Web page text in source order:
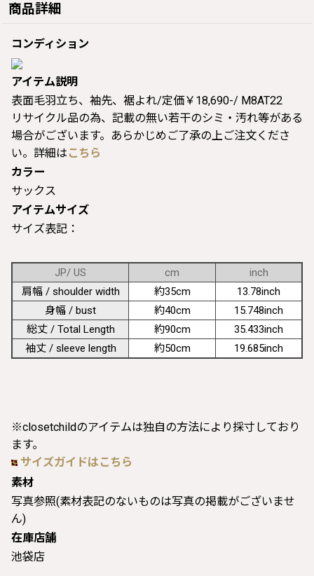
商品詳細
コンディション
アイテム説明
表面毛羽立ち、袖先、裾よれ/定価￥18,690-/ M8AT22
リサイクル品の為、記載の無い若干のシミ・汚れ等がある
場合がございます。あらかじめご了承の上ご注文くださ
い。詳細は こちら
カラー
サックス
アイテムサイズ
サイズ表記：
JP/ US cm
inch
肩幅 / shoulder width
約35cm
13.78inch
身幅 / bust
約40cm
15.748inch
総丈 / Total Length
約90cm
35.433inch
袖丈 / sleeve length
約50cm 19.685inch
※closetchildのアイテムは独自の方法により採寸しており
ます。
サイズガイドはこちら
素材
写真参照(素材表記のないものは写真の掲載がございませ
ん)
在庫店舗
池袋店